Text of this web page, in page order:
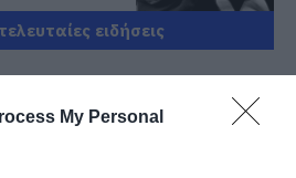
My Personal
ειδήσεις